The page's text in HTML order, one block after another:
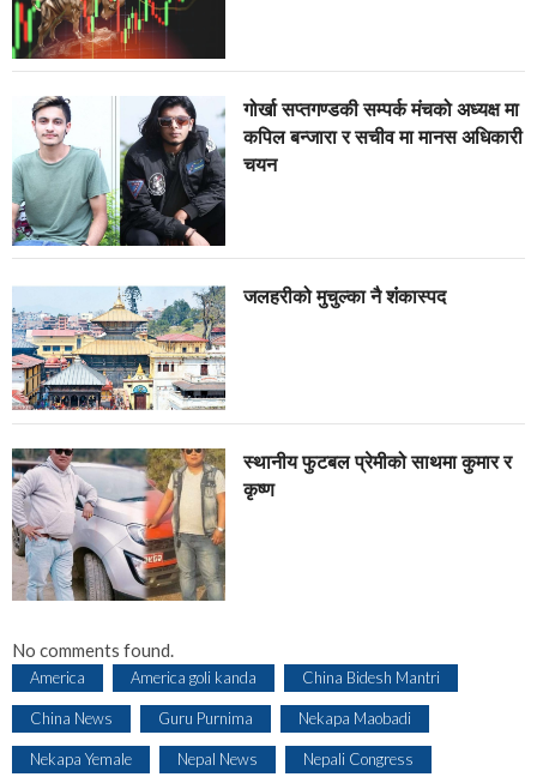
गोर्खा सप्तगण्डकी सम्पर्क मंचको अध्यक्ष मा
कपिल बन्जारा र सचीव मा मानस अधिकारी
चयन
जलहरीको मुचुल्का नै शंंकास्पद
स्थानीय फुटबल प्रेमीको साथमा कुमार र
कृष्ण
No comments found.
America America goli kanda China Bidesh Mantri
China News Guru Purnima Nekapa Maobadi
Nekapa Yemale Nepal News Nepali Congress